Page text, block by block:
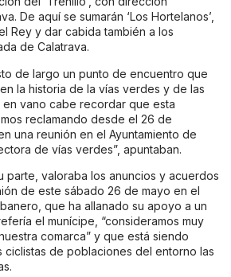
De aquí se sumarán ‘Los Hortelanos’,
Rey y dar cabida también a los
de Calatrava.
de largo un punto de encuentro que
la historia de la vías verdes y de las
en vano cabe recordar que esta
reclamando desde el 26 de
una reunión en el Ayuntamiento de
de vías verdes”, apuntaban.
parte, valoraba los anuncios y acuerdos
de este sábado 26 de mayo en el
que ha allanado su apoyo a un
el munícipe, “consideramos muy
comarca” y que está siendo
de poblaciones del entorno las